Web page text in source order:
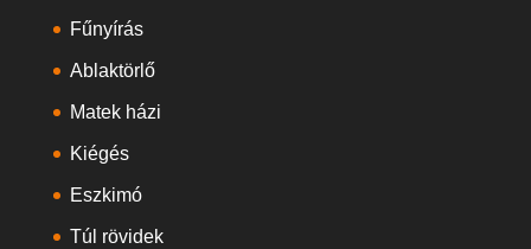
Fűnyírás
Ablaktörlő
Matek házi
Kiégés
Eszkimó
Túl rövidek